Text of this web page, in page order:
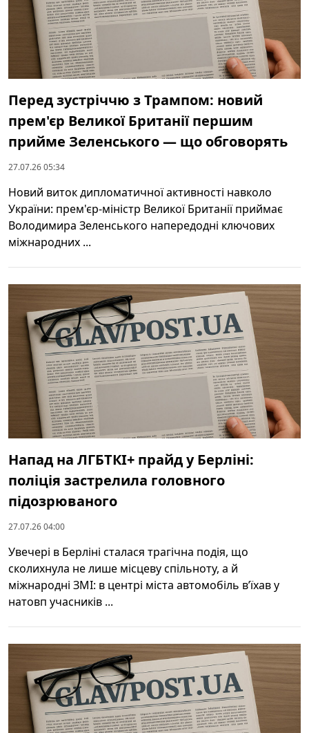
Перед зустріччю з Трампом: новий
прем'єр Великої Британії першим
прийме Зеленського — що обговорять
27.07.26 05:34
Новий виток дипломатичної активності навколо
України: прем'єр-міністр Великої Британії приймає
Володимира Зеленського напередодні ключових
міжнародних ...
Напад на ЛГБТКІ+ прайд у Берліні:
поліція застрелила головного
підозрюваного
27.07.26 04:00
Увечері в Берліні сталася трагічна подія, що
сколихнула не лише місцеву спільноту, а й
міжнародні ЗМІ: в центрі міста автомобіль в’їхав у
натовп учасників ...